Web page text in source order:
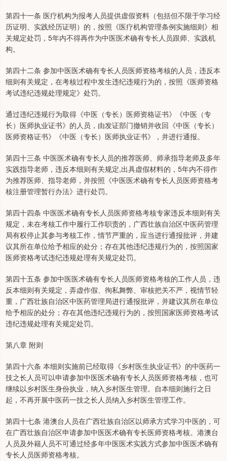
第四十一条 医疗机构为报考人员提供虚假资料（包括但不限于学习经
历证明、实践经历证明）的，按照《医疗机构管理条例实施细则》相
关规定处罚，5年内不得再作为中医医术确有专长人员跟师、实践机
构。
第四十二条 参加中医医术确有专长人员医师资格考核的人员，违反本
细则有关规定，在考核过程中发生违纪违规行为的，按照《医师资格
考试违纪违规处理规定》处罚。
通过违纪违规行为取得《中医（专长）医师资格证书》《中医（专
长）医师执业证书》的人员，由发证部门撤销并收回《中医（专长）
医师资格证书》《中医（专长）医师执业证书》，并进行通报。
第四十三条 中医医术确有专长人员的推荐医师、师承指导老师及多年
实践指导老师，违反本细则有关规定,出具虚假材料的，5年内不得作
为推荐医师、指导老师，并按照《中医医术确有专长人员医师资格考
核注册管理暂行办法》进行处罚。
第四十四条 中医医术确有专长人员医师资格考核专家违反本细则有关
规定，未在考核工作中履行工作职责的，广西壮族自治区中医药管理
局有权停止其参与考核工作，情节严重的，应当进行通报批评，并建
议其所在单位给予相应的处分；存在其他违纪违规行为的，按照国家
医师资格考试违纪违规处理有关规定处罚。
第四十五条 参加中医医术确有专长人员医师资格考核的工作人员，违
反本细则有关规定，弄虚作假、徇私舞弊、审核把关不严，视情节轻
重，广西壮族自治区中医药管理局进行通报批评，并建议其所在单位
给予相应的处分；存在其他违纪违规行为的，按照国家医师资格考试
违纪违规处理有关规定处罚。
第八章 附则
第四十六条 本细则实施前已经取得《乡村医生执业证书》的中医药一
技之长人员可以申请参加中医医术确有专长人员医师资格考核，也可
继续以乡村医生身份执业，纳入乡村医生管理。自本细则施行之日
起，不再开展中医药一技之长人员纳入乡村医生管理工作。
第四十七条 港澳台人员在广西壮族自治区以师承方式学习中医的，可
在广西壮族自治区申请参加中医医术确有专长医师资格考核。港澳台
人员及外籍人员不可通过经多年中医医术实践方式参加中医医术确有
专长人员医师资格考核。